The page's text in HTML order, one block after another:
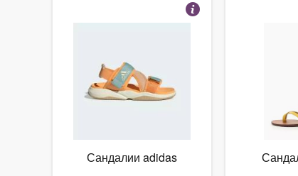
Сандалии adidas